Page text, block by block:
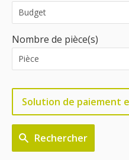
Nombre de pièce(s)
Solution de paiement
Rechercher